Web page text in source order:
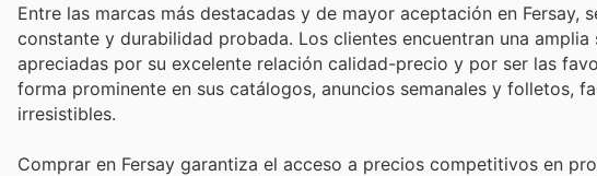
Entre las marcas más destacadas y de mayor aceptación en Fersay,
constante y durabilidad probada. Los clientes encuentran una
apreciadas por su excelente relación calidad-precio y por ser las
forma prominente en sus catálogos, anuncios semanales y folletos,
irresistibles.
Comprar en Fersay garantiza el acceso a precios competitivos en